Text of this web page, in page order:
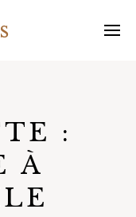
:
À